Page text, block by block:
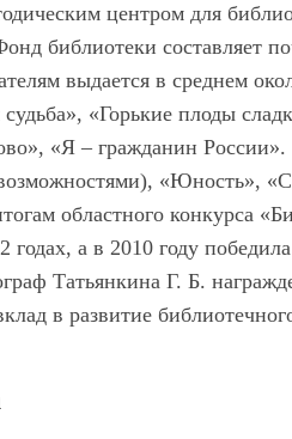
центром для
библиотеки составляет
выдается в среднем
«Горькие плоды
«Я – гражданин
«Юность»,
областного конкурса
годах, а в 2010 году
Татьянкина Г. Б.
в развитие